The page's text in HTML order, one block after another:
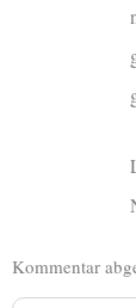
Kommentar